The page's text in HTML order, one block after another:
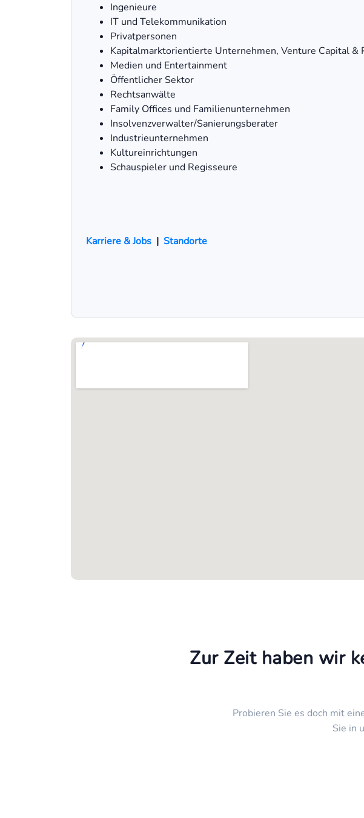
Ingenieure
IT und Telekommunikation
Privatpersonen
Kapitalmarktorientierte Unternehmen, Venture Capital &
Medien und Entertainment
Öffentlicher Sektor
Rechtsanwälte
Family Offices und Familienunternehmen
Insolvenzverwalter/Sanierungsberater
Industrieunternehmen
Kultureinrichtungen
Schauspieler und Regisseure
Karriere & Jobs | Standorte
Zur Zeit haben wir
Probieren Sie es doch mit
Sie in